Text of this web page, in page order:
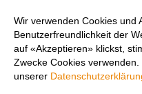
Sind Supplemente
Wir verwenden Cookies und
Benutzerfreundlichkeit der
auf «Akzeptieren» klickst,
Zwecke Cookies
unserer